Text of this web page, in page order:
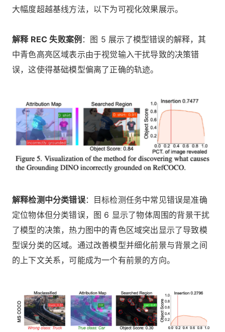
大幅度超越基线方法，以下为可视化效果展示。
解释 REC 失败案例 ：图 5 展示了模型错误的解释，其
中青色高亮区域表示由于视觉输入干扰导致的决策错
误，这使得基础模型偏离了正确的轨迹。
解释检测中分类错误：目标检测任务中常见错误是准确
定位物体但分类错误，图 6 显示了物体周围的背景干扰
了模型的决策，热力图中的青色区域突出显示了导致模
型误分类的区域。通过改善模型并细化前景与背景之间
的上下文关系，可能成为一个有前景的方向。